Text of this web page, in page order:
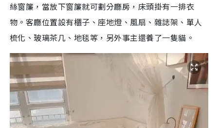
絲窗簾，當放下窗簾就可劃分廳房，床頭掛有一排衣
物。客廳位置設有櫃子、座地燈、風扇、雜誌架、單人
梳化、玻璃茶几、地毯等，另外事主還養了一隻貓。